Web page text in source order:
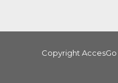
Copyright